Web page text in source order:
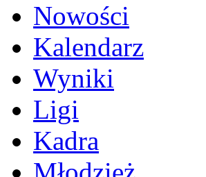
Nowości
Kalendarz
Wyniki
Ligi
Kadra